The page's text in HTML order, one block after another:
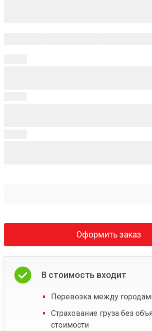
Оформить заказ
В стоимость входит
Перевозка между
Страхование груза без
стоимости